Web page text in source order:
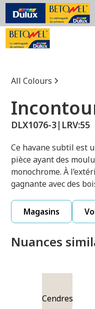
All Colours
DLX1076-3| LRV:55
Ce havane subtil est
pièce ayant des
monochrome. À
gagnante avec des
Magasins
Nuances
Cendres